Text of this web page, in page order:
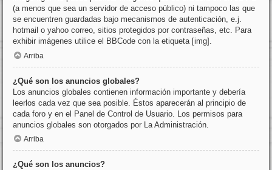
(a menos que sea un servidor de acceso público) ni tampoco las que
se encuentren guardadas bajo mecanismos de autenticación, e.j.
hotmail o yahoo correo, sitios protegidos por contraseñas, etc. Para
exhibir imágenes utilice el BBCode con la etiqueta [img].
Arriba
¿Qué son los anuncios globales?
Los anuncios globales contienen información importante y debería
leerlos cada vez que sea posible. Éstos aparecerán al principio de
cada foro y en el Panel de Control de Usuario. Los permisos para
anuncios globales son otorgados por La Administración.
Arriba
¿Qué son los anuncios?